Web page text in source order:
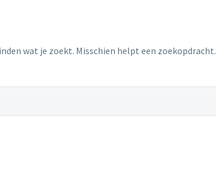
wat je zoekt. Misschien helpt een zoekopdracht.